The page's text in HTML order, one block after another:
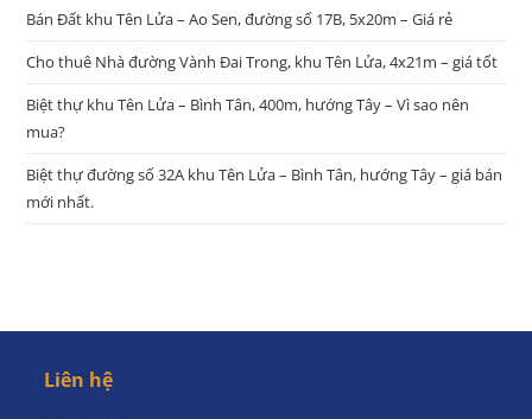
Bán Đất khu Tên Lửa – Ao Sen, đường số 17B, 5x20m – Giá rẻ
Cho thuê Nhà đường Vành Đai Trong, khu Tên Lửa, 4x21m – giá tốt
Biệt thự khu Tên Lửa – Bình Tân, 400m, hướng Tây – Vì sao nên
mua?
Biệt thự đường số 32A khu Tên Lửa – Bình Tân, hướng Tây – giá bán
mới nhất.
Liên hệ